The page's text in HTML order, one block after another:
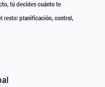
tú decides cuánto te
resto: planificación, control,